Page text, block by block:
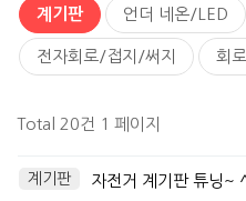
계기판 언더 네온/LED
전자회로/접지/써지 회
Total 20건 1 페이지
계기판 자전거 계기판 튜닝~